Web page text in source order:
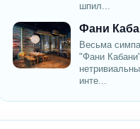
шпил...
Фани
Весьма
"Фани
инте...